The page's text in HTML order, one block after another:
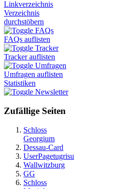
Linkverzeichnis
Verzeichnis
durchstöbern
FAQs
FAQs auflisten
Tracker
Tracker auflisten
Umfragen
Umfragen auflisten
Statistiken
Newsletter
Zufällige Seiten
Schloss
Georgium
Dessau-Card
UserPagetugrisu
Wallwitzburg
GG
Schloss